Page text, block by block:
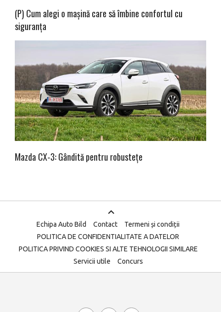
(P) Cum alegi o mașină care să îmbine confortul cu
siguranța
Mazda CX-3: Gândită pentru robustețe
Echipa Auto Bild Contact
Termeni și condiții
POLITICA DE CONFIDENTIALITATE A DATELOR
POLITICA PRIVIND COOKIES SI ALTE TEHNOLOGII SIMILARE
Servicii utile
Concurs